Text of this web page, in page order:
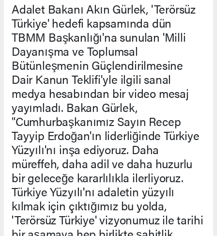
Adalet Bakanı Akın Gürlek, 'Terörsüz
Türkiye' hedefi kapsamında dün
TBMM Başkanlığı'na sunulan 'Milli
Dayanışma ve Toplumsal
Bütünleşmenin Güçlendirilmesine
Dair Kanun Teklifi'yle ilgili sanal
medya hesabından bir video mesaj
yayımladı. Bakan Gürlek,
"Cumhurbaşkanımız Sayın Recep
Tayyip Erdoğan'ın liderliğinde Türkiye
Yüzyılı'nı inşa ediyoruz. Daha
müreffeh, daha adil ve daha huzurlu
bir geleceğe kararlılıkla ilerliyoruz.
Türkiye Yüzyılı'nı adaletin yüzyılı
kılmak için çıktığımız bu yolda,
'Terörsüz Türkiye' vizyonumuz ile tarihi